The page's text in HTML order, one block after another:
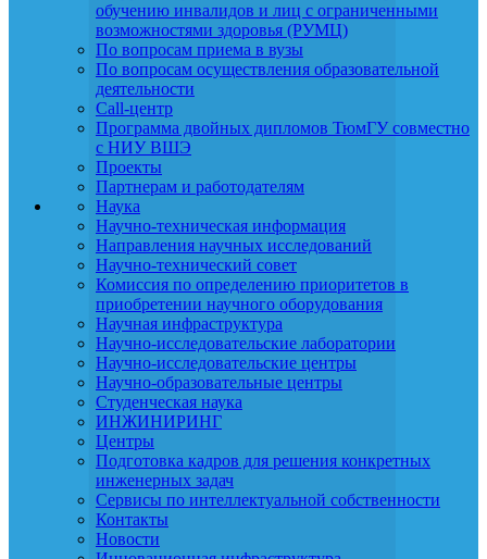
обучению инвалидов и лиц с ограниченными
возможностями здоровья (РУМЦ)
По вопросам приема в вузы
По вопросам осуществления образовательной
деятельности
Call-центр
Программа двойных дипломов ТюмГУ совместно
с НИУ ВШЭ
Проекты
Партнерам и работодателям
Наука
Научно-техническая информация
Направления научных исследований
Научно-технический совет
Комиссия по определению приоритетов в
приобретении научного оборудования
Научная инфраструктура
Научно-исследовательские лаборатории
Научно-исследовательские центры
Научно-образовательные центры
Студенческая наука
ИНЖИНИРИНГ
Центры
Подготовка кадров для решения конкретных
инженерных задач
Сервисы по интеллектуальной собственности
Контакты
Новости